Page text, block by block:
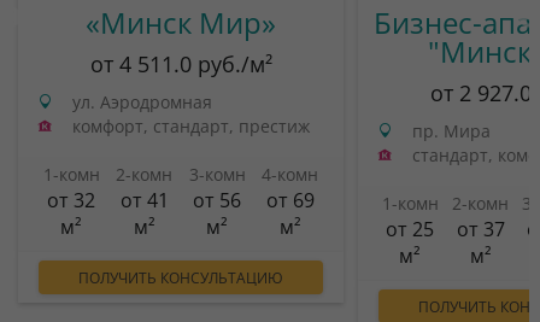
«Минск Мир»
от 4 511.0 руб./м²
ул. Аэродромная
комфорт, стандарт, престиж
1-комн
от 32
м²
2-комн
от 41
м²
3-комн
от 56
м²
4-комн
от 69
м²
ПОЛУЧИТЬ КОНСУЛЬТАЦИЮ
Бизнес-
от 2
пр. Мира
стандарт,
1-комн
от 25
м²
2-комн
от 37
м²
ПОЛУЧИТЬ